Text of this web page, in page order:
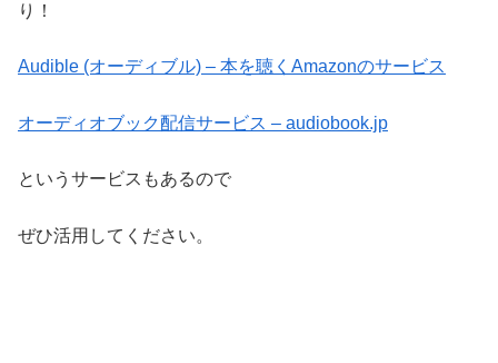
り！
Audible (オーディブル) – 本を聴くAmazonのサービス
オーディオブック配信サービス – audiobook.jp
というサービスもあるので
ぜひ活用してください。